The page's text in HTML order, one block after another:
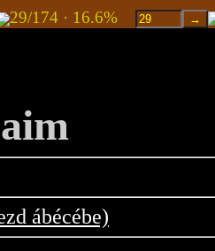
29/174 · 16.6%
ábécébe)